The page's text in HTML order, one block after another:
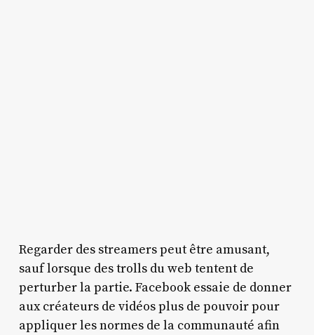
Regarder des streamers peut être amusant,
sauf lorsque des trolls du web tentent de
perturber la partie. Facebook essaie de donner
aux créateurs de vidéos plus de pouvoir pour
appliquer les normes de la communauté afin